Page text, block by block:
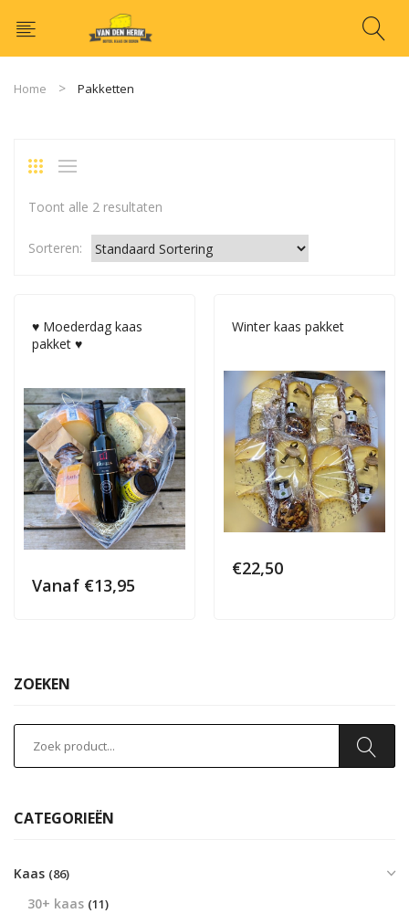
Home Pakketten
Toont alle 2 resultaten
Sorteren:
♥ Moederdag kaas
pakket ♥
Vanaf €13,95
Winter kaas pakket
€22,50
ZOEKEN
CATEGORIEËN
Kaas (86)
30+ kaas (11)